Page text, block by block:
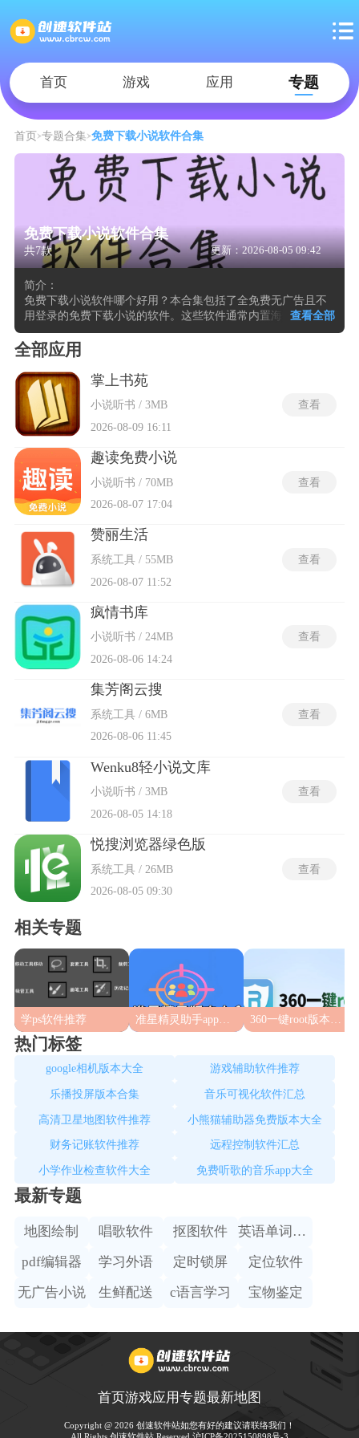
首页 游戏 应用 专题
首页 专题合集 免费下载小说软件合集
免费下载小说软件合集
共7款 更新：2026-08-05 09:42
简介：
免费下载小说软件哪个好用？本合集包括了全免费无广告且不
用登录的免费下载小说的软件。这些软件通常内置海量书库与
分类索引，输入书名或作者即可快速定位目标资源。这类工具
支持将整本小说缓存至手机本地，断网后仍可继续阅读。它们
大多提供字体调节、夜间模式与翻页动画自定义选项，满足不
同阅读习惯。这些软件会定时推送已追更作品的章节更新提
醒，并通过书架集中管理所有收藏书目。部分免费下载小说的
软件还具备智能排版与净化功能，自动过滤原文中的广告行与
错乱字符。无需付费即可完成搜索、下载、阅读与归档的全流
程操作。
查看全部
全部应用
掌上书苑
小说听书 / 3MB
2026-08-09 16:11
查看
趣读免费小说
小说听书 / 70MB
2026-08-07 17:04
查看
赞丽生活
系统工具 / 55MB
2026-08-07 11:52
查看
疯情书库
小说听书 / 24MB
2026-08-06 14:24
查看
集芳阁云搜
系统工具 / 6MB
2026-08-06 11:45
查看
Wenku8轻小说文库
小说听书 / 3MB
2026-08-05 14:18
查看
悦搜浏览器绿色版
系统工具 / 26MB
2026-08-05 09:30
查看
相关专题
学ps软件推荐
热门标签
google相机版本大全
游戏辅助软件推荐
乐播投屏版本合集
音乐可视化软件汇总
高清卫星地图软件推荐
小熊猫辅助器免费版本大全
财务记账软件推荐
远程控制软件汇总
小学作业检查软件大全
免费听歌的音乐app大全
最新专题
地图绘制 唱歌软件 抠图软件 英语单词学习
pdf编辑器 学习外语 定时锁屏 定位软件
无广告小说 生鲜配送 c语言学习 宝物鉴定
首页游戏应用专题最新地图
Copyright @ 2026 创速软件站如您有好的建议请联络我们！